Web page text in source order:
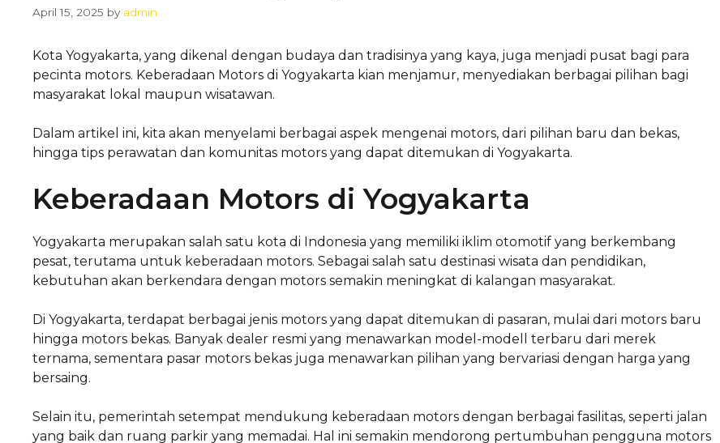
April 15, 2025 by admin
Kota Yogyakarta, yang dikenal dengan budaya dan tradisinya yang kaya, juga menjadi pusat bagi para
pecinta motors. Keberadaan Motors di Yogyakarta kian menjamur, menyediakan berbagai pilihan bagi
masyarakat lokal maupun wisatawan.
Dalam artikel ini, kita akan menyelami berbagai aspek mengenai motors, dari pilihan baru dan bekas,
hingga tips perawatan dan komunitas motors yang dapat ditemukan di Yogyakarta.
Keberadaan Motors di Yogyakarta
Yogyakarta merupakan salah satu kota di Indonesia yang memiliki iklim otomotif yang berkembang
pesat, terutama untuk keberadaan motors. Sebagai salah satu destinasi wisata dan pendidikan,
kebutuhan akan berkendara dengan motors semakin meningkat di kalangan masyarakat.
Di Yogyakarta, terdapat berbagai jenis motors yang dapat ditemukan di pasaran, mulai dari motors baru
hingga motors bekas. Banyak dealer resmi yang menawarkan model-modell terbaru dari merek
ternama, sementara pasar motors bekas juga menawarkan pilihan yang bervariasi dengan harga yang
bersaing.
Selain itu, pemerintah setempat mendukung keberadaan motors dengan berbagai fasilitas, seperti jalan
yang baik dan ruang parkir yang memadai. Hal ini semakin mendorong pertumbuhan pengguna motors